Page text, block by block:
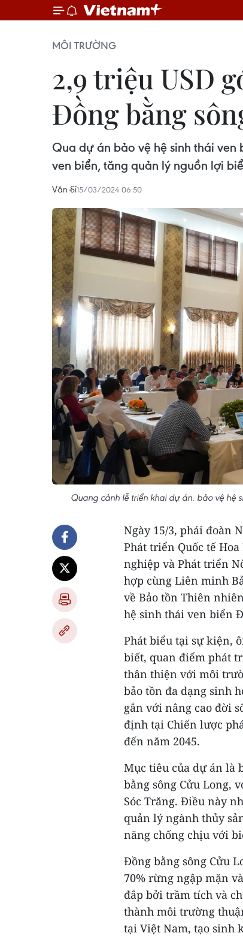
MÔI TRƯỜNG
2,9 triệu USD
Đồng bằng
Qua dự án bảo vệ hệ sinh thái
ven biển, tăng quản lý nguồn lợi
Văn Sĩ15/03/2024 06:50
Quang cảnh lễ triển khai dự án. bảo vệ hệ
Ngày 15/3, phái đoàn
Phát triển Quốc tế
nghiệp và Phát triển
hợp cùng Liên minh
về Bảo tồn Thiên
hệ sinh thái ven biển
Phát biểu tại sự kiện,
biết, quan điểm phát
thân thiện với môi
bảo tồn đa dạng sinh
gắn với nâng cao đời
định tại Chiến lược
đến năm 2045.
Mục tiêu của dự án là
bằng sông Cửu Long,
Sóc Trăng. Điều này
quản lý ngành thủy
năng chống chịu với
Đồng bằng sông Cửu
70% rừng ngập mặn
đắp bởi trầm tích và
thành môi trường
tại Việt Nam, tạo sinh